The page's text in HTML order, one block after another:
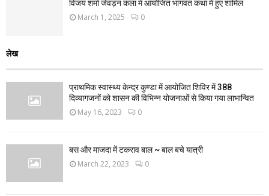
विजय शर्मा जेवड़न कला में आयोजित भागवत कथा में हुए शामिल
March 1, 2025 0
लेख
प्राथमिक स्वास्थ्य केन्द्र कुण्डा में आयोजित शिविर में 388
दिव्यागजनों को शासन की विभिन्न योजनाओं से किया गया लाभान्वित
May 16, 2023 0
बस और माजदा में टकराव बाल ~ बाल बचे यात्री
March 22, 2023 0